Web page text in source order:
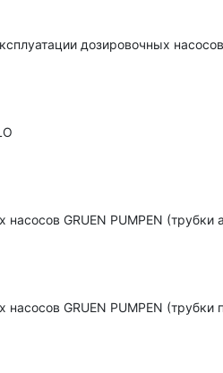
дозировочных
насосов GRUEN PUMPEN (трубки
насосов GRUEN PUMPEN (трубки